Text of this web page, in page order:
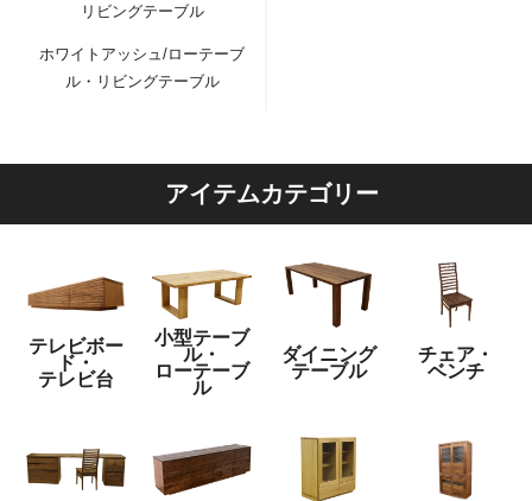
リビングテーブル
ホワイトアッシュ/ローテーブ
ル・リビングテーブル
アイテムカテゴリー
テレビボー
ド・
テレビ台
小型テーブ
ル・
ローテーブ
ル
ダイニング
テーブル
チェア・
ベンチ